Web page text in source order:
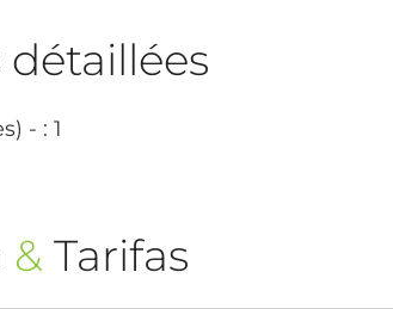
détaillées
- : 1
& Tarifas